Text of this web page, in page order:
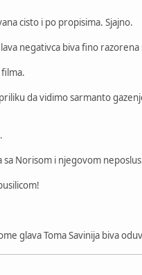
cisto i po propisima. Sjajno.
negativca biva fino razorena
da vidimo sarmanto
Norisom i njegovom
glava Toma Savinija biva